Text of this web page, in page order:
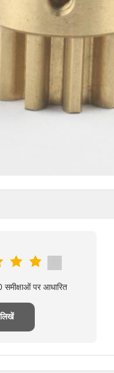
समीक्षाओं पर आधारित
लिखें